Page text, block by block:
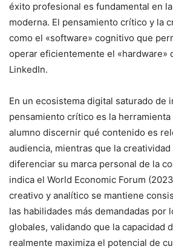
éxito profesional es fundamental en
moderna. El pensamiento crítico y la
como el «software» cognitivo que
operar eficientemente el «hardware»
LinkedIn.
En un ecosistema digital saturado de
pensamiento crítico es la
alumno discernir qué contenido es
audiencia, mientras que la
diferenciar su marca personal de la
indica el World Economic Forum
creativo y analítico se mantiene
las habilidades más demandadas por
globales, validando que la capacidad
realmente maximiza el potencial de